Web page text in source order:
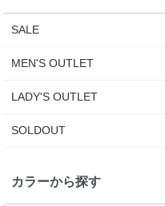
SALE
MEN'S OUTLET
LADY'S OUTLET
SOLDOUT
カラーから探す